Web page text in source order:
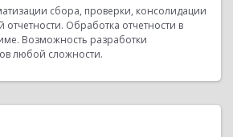
сбора, проверки, консолидации
Обработка отчетности в
Возможность разработки
любой сложности.